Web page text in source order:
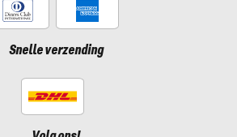
Snelle verzending